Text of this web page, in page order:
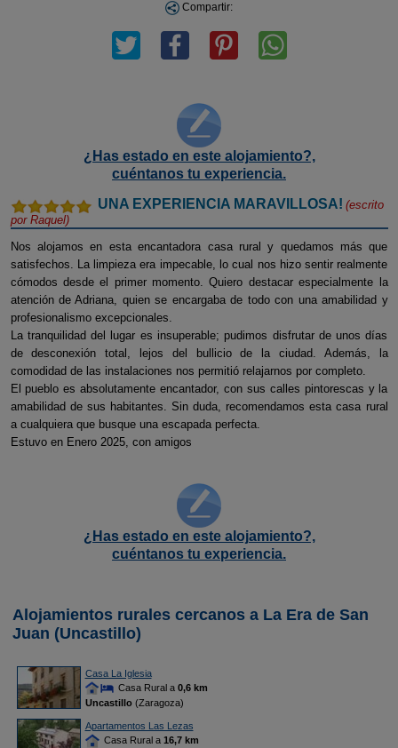
Compartir:
¿Has estado en este alojamiento?,
cuéntanos tu experiencia.
UNA EXPERIENCIA MARAVILLOSA! (escrito
por Raquel)
Nos alojamos en esta encantadora casa rural y quedamos más que
satisfechos. La limpieza era impecable, lo cual nos hizo sentir realmente
cómodos desde el primer momento. Quiero destacar especialmente la
atención de Adriana, quien se encargaba de todo con una amabilidad y
profesionalismo excepcionales.
La tranquilidad del lugar es insuperable; pudimos disfrutar de unos días
de desconexión total, lejos del bullicio de la ciudad. Además, la
comodidad de las instalaciones nos permitió relajarnos por completo.
El pueblo es absolutamente encantador, con sus calles pintorescas y la
amabilidad de sus habitantes. Sin duda, recomendamos esta casa rural
a cualquiera que busque una escapada perfecta.
Estuvo en Enero 2025, con amigos
¿Has estado en este alojamiento?,
cuéntanos tu experiencia.
Alojamientos rurales cercanos a La Era de San
Juan (Uncastillo)
Casa La Iglesia
Casa Rural a 0,6 km
Uncastillo(Zaragoza)
Apartamentos Las Lezas
Casa Rural a 16,7 km